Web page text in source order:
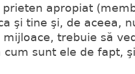
prieten apropiat
şi tine şi, de aceea,
mijloace, trebuie să
cum sunt ele de fapt,